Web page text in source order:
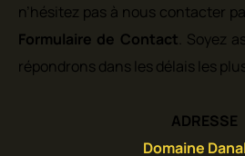
n’hésitez pas à nous contacter
Formulaire de Contact . Soyez
répondrons dans les délais les
ADRESSE
Domaine